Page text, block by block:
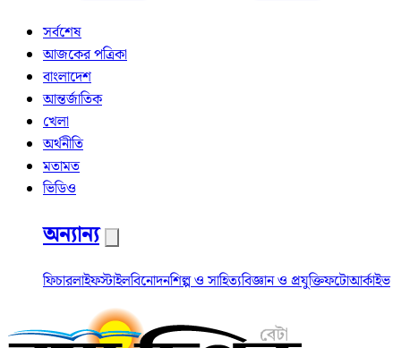
সর্বশেষ
আজকের পত্রিকা
বাংলাদেশ
আন্তর্জাতিক
খেলা
অর্থনীতি
মতামত
ভিডিও
অন্যান্য
ফিচারলাইফস্টাইলবিনোদনশিল্প ও সাহিত্যবিজ্ঞান ও প্রযুক্তিফটোআর্কাইভ